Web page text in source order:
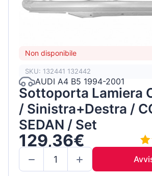
Non disponibile
SKU: 132441 132442
AUDI A4 B5 1994-2001
Sottoporta Lamiera
/ Sinistra+Destra /
SEDAN / Set
129,36€